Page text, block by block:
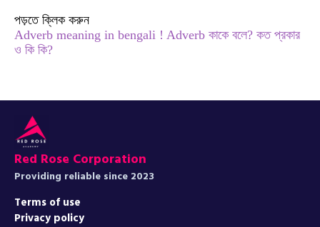
পড়তে ক্লিক করুন
Adverb meaning in bengali ! Adverb কাকে বলে? কত প্রকার
ও কি কি?
Red Rose Corporation
Providing reliable since 2023
Terms of use
Privacy policy